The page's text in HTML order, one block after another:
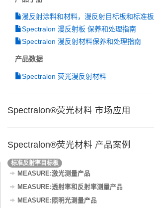
漫反射涂料和材料，漫反射目标板和标准板
Spectralon 漫反射板 保养和处理指南
Spectralon 漫反射材料保养和处理指南
产品数据
Spectralon 荧光漫反射材料
Spectralon®荧光材料 市场应用
Spectralon®荧光材料 产品案例
标准反射率目标板
MEASURE:激光测量产品
MEASURE:透射率和反射率测量产品
MEASURE:照明光测量产品